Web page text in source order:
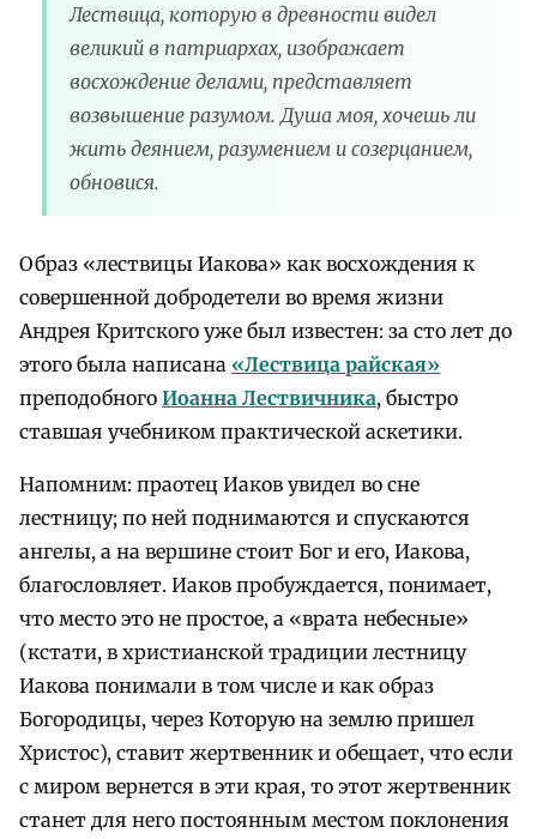
Лествица, которую в древности видел
великий в патриархах, изображает
восхождение делами, представляет
возвышение разумом. Душа моя, хочешь ли
жить деянием, разумением и созерцанием,
обновися.
Образ «лествицы Иакова» как восхождения к
совершенной добродетели во время жизни
Андрея Критского уже был известен: за сто лет до
этого была написана «Лествица райская»
преподобного Иоанна Лествичника, быстро
ставшая учебником практической аскетики.
Напомним: праотец Иаков увидел во сне
лестницу; по ней поднимаются и спускаются
ангелы, а на вершине стоит Бог и его, Иакова,
благословляет. Иаков пробуждается, понимает,
что место это не простое, а «врата небесные»
(кстати, в христианской традиции лестницу
Иакова понимали в том числе и как образ
Богородицы, через Которую на землю пришел
Христос), ставит жертвенник и обещает, что если
с миром вернется в эти края, то этот жертвенник
станет для него постоянным местом поклонения